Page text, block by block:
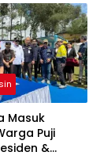
Masuk
Puji
&